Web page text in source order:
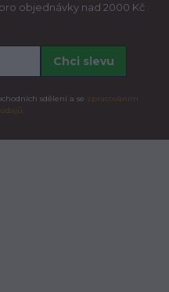
objednávky nad 2000 Kč
Chci slevu
sdělení a se zpracováním